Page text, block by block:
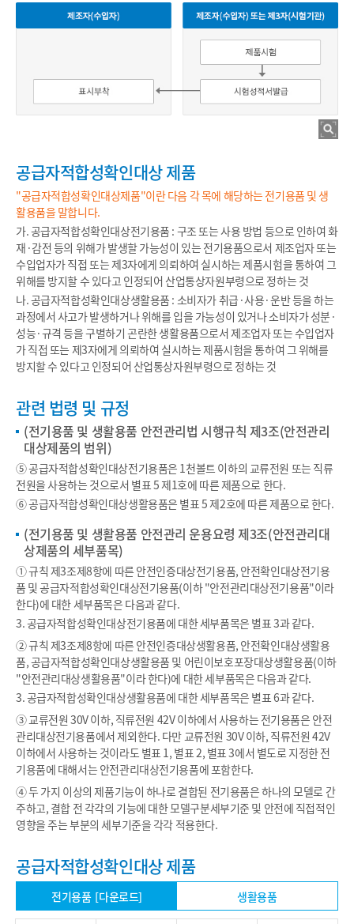
공급자적합성확인대상 제품
"공급자적합성확인대상제품"이란 다음 각 목에 해당하는 전기용품 및 생
활용품을 말합니다.
가. 공급자적합성확인대상전기용품 : 구조 또는 사용 방법 등으로 인하여 화
재·감전 등의 위해가 발생할 가능성이 있는 전기용품으로서 제조업자 또는
수입업자가 직접 또는 제3자에게 의뢰하여 실시하는 제품시험을 통하여 그
위해를 방지할 수 있다고 인정되어 산업통상자원부령으로 정하는 것
나. 공급자적합성확인대상생활용품 : 소비자가 취급·사용·운반 등을 하는
과정에서 사고가 발생하거나 위해를 입을 가능성이 있거나 소비자가 성분·
성능·규격 등을 구별하기 곤란한 생활용품으로서 제조업자 또는 수입업자
가 직접 또는 제3자에게 의뢰하여 실시하는 제품시험을 통하여 그 위해를
방지할 수 있다고 인정되어 산업통상자원부령으로 정하는 것
관련 법령 및 규정
(전기용품 및 생활용품 안전관리법 시행규칙 제3조(안전관리
대상제품의 범위)
⑤ 공급자적합성확인대상전기용품은 1천볼트 이하의 교류전원 또는 직류
전원을 사용하는 것으로서 별표 5 제1호에 따른 제품으로 한다.
⑥ 공급자적합성확인대상생활용품은 별표 5 제2호에 따른 제품으로 한다.
(전기용품 및 생활용품 안전관리 운용요령 제3조(안전관리대
상제품의 세부품목)
① 규칙 제3조제8항에 따른 안전인증대상전기용품, 안전확인대상전기용
품 및 공급자적합성확인대상전기용품(이하 "안전관리대상전기용품"이라
한다)에 대한 세부품목은 다음과 같다.
3. 공급자적합성확인대상전기용품에 대한 세부품목은 별표 3과 같다.
② 규칙 제3조제8항에 따른 안전인증대상생활용품, 안전확인대상생활용
품, 공급자적합성확인대상생활용품 및 어린이보호포장대상생활용품(이하
"안전관리대상생활용품"이라 한다)에 대한 세부품목은 다음과 같다.
3. 공급자적합성확인대상생활용품에 대한 세부품목은 별표 6과 같다.
③ 교류전원 30V 이하, 직류전원 42V 이하에서 사용하는 전기용품은 안전
관리대상전기용품에서 제외한다. 다만 교류전원 30V 이하, 직류전원 42V
이하에서 사용하는 것이라도 별표 1, 별표 2, 별표 3에서 별도로 지정한 전
기용품에 대해서는 안전관리대상전기용품에 포함한다.
④ 두 가지 이상의 제품기능이 하나로 결합된 전기용품은 하나의 모델로 간
주하고, 결합 전 각각의 기능에 대한 모델구분세부기준 및 안전에 직접적인
영향을 주는 부분의 세부기준을 각각 적용한다.
공급자적합성확인대상 제품
전기용품 [다운로드] 생활용품